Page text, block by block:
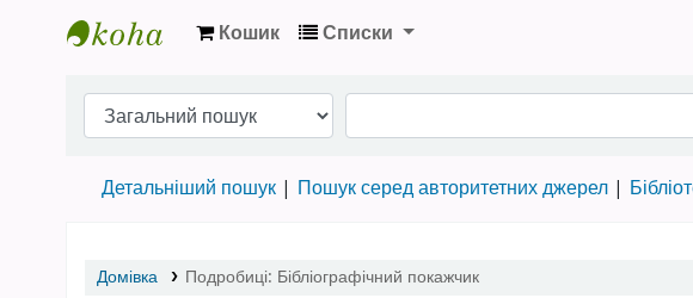
Кошик Списки
Детальніший пошук Пошук серед авторитетних джерел
Домівка Подробиці: Бібліографічний покажчик